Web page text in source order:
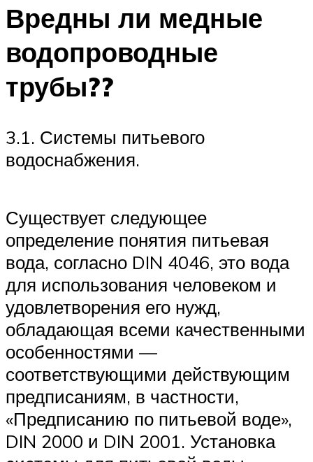
Вредны ли медные
водопроводные
трубы??
3.1. Системы питьевого
водоснабжения.
Существует следующее
определение понятия питьевая
вода, согласно DIN 4046, это вода
для использования человеком и
удовлетворения его нужд,
обладающая всеми качественными
особенностями —
соответствующими действующим
предписаниям, в частности,
«Предписанию по питьевой воде»,
DIN 2000 и DIN 2001. Установка